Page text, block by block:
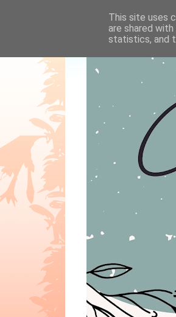
This site uses
are shared
statistics, and